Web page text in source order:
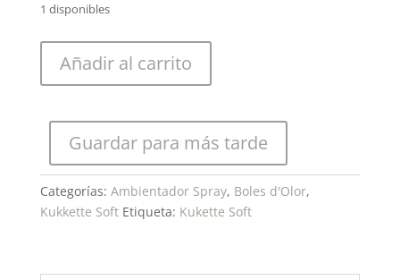
1 disponibles
d'olor-
Ambientador
spray.
cantidad
Añadir al carrito
Guardar para más tarde
Categorías: Ambientador Spray, Boles d'Olor,
Kukkette Soft Etiqueta: Kukette Soft